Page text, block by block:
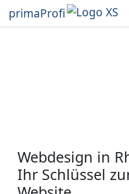
primaProfi
Webdesign in
Ihr Schlüssel